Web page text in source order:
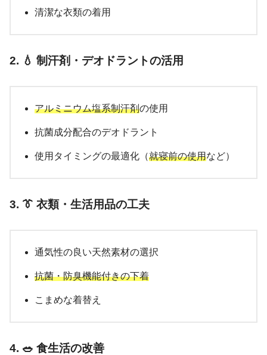
清潔な衣類の着用
2. 💧 制汗剤・デオドラントの活用
アルミニウム塩系制汗剤の使用
抗菌成分配合のデオドラント
使用タイミングの最適化（就寝前の使用など）
3. 👔 衣類・生活用品の工夫
通気性の良い天然素材の選択
抗菌・防臭機能付きの下着
こまめな着替え
4. 🥗 食生活の改善